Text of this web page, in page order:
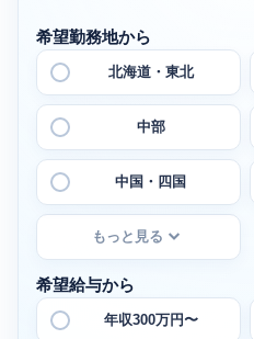
希望勤務地から
北海道・東北
中部
中国・四国
もっと見る
希望給与から
年収300万円〜